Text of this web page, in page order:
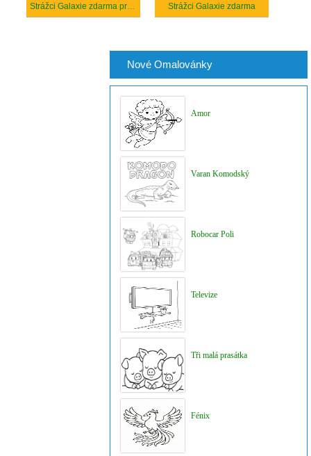
Strážci Galaxie zdarma pro děti Strážci Galaxie zdarma
Nové Omalovánky
Amor
Varan Komodský
Robocar Poli
Televize
Tři malá prasátka
Fénix